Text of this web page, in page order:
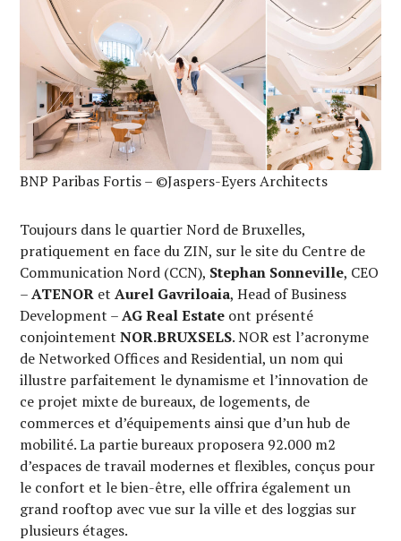
BNP Paribas Fortis – ©Jaspers-Eyers Architects
Toujours dans le quartier Nord de Bruxelles,
pratiquement en face du ZIN, sur le site du Centre de
Communication Nord (CCN), Stephan Sonneville, CEO
–ATENOR etAurel Gavriloaia, Head of Business
Development –AG Real Estate ont présenté
conjointementNOR.BRUXSELS. NOR est l’acronyme
de Networked Offices and Residential, un nom qui
illustre parfaitement le dynamisme et l’innovation de
ce projet mixte de bureaux, de logements, de
commerces et d’équipements ainsi que d’un hub de
mobilité. La partie bureaux proposera 92.000 m2
d’espaces de travail modernes et flexibles, conçus pour
le confort et le bien-être, elle offrira également un
grand rooftop avec vue sur la ville et des loggias sur
plusieurs étages.